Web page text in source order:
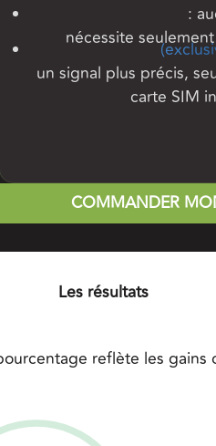
:
nécessite
Réseau RTK VRS
un signal plus précis,
carte SIM
COMMANDER
Les résultats
reflète les